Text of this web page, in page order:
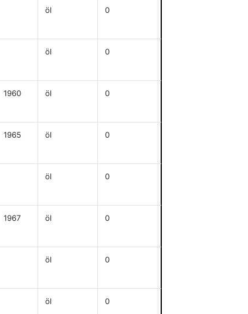
öl 0
öl 0
1960 öl 0
1965 öl 0
öl 0
1967 öl 0
öl 0
öl 0